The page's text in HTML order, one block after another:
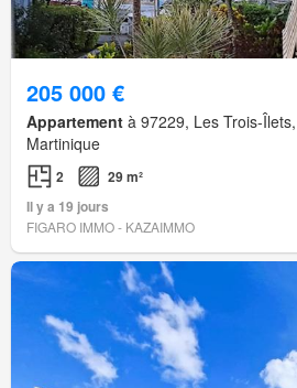
205 000 €
Appartement à 97229, Les Trois-
Martinique
2
29 m²
Il y a 19 jours
FIGARO IMMO - KAZAIMMO